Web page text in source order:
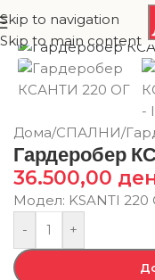
Skip to navigation
Skip to main content
Дома/СПАЛНИ/
Гардеробер
36.500,00
Модел: KSANTI 220
-
+